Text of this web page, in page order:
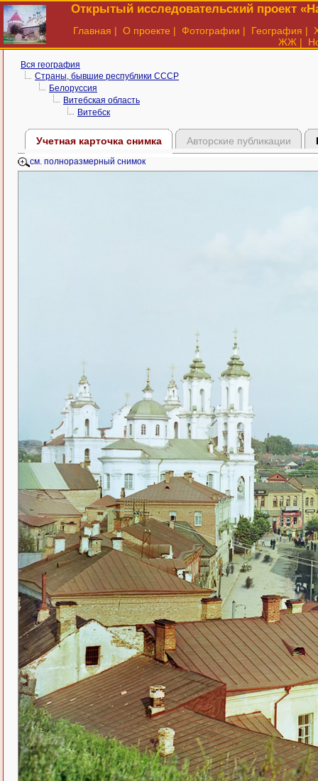
Открытый исследовательский проект
Главная | О проекте | Фотографии | География |
ЖЖ |
Вся география
Страны, бывшие республики СССР
Белоруссия
Витебская область
Витебск
Учетная карточка снимка Авторские публикации
см. полноразмерный снимок